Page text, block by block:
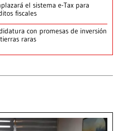
el sistema e-Tax para
fiscales
con promesas de inversión
raras